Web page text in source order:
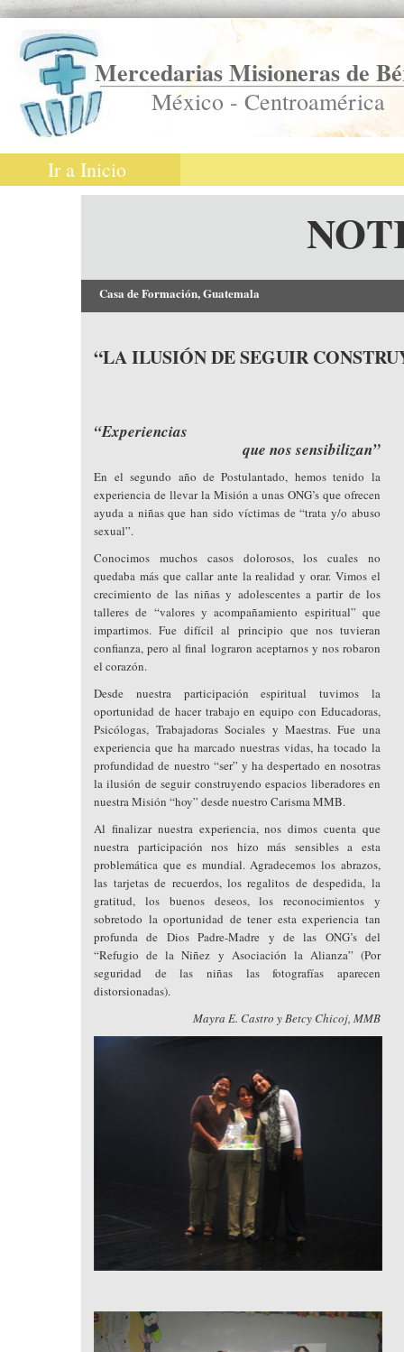
Mercedarias Misioneras de
México - Centroamérica
Ir a Inicio
Casa de Formación, Guatemala
“LA ILUSIÓN DE SEGUIR
“Experiencias
que nos sensibilizan”
En el segundo año de Postulantado, hemos tenido la
experiencia de llevar la Misión a unas ONG’s que ofrecen
ayuda a niñas que han sido víctimas de “trata y/o abuso
sexual”.
Conocimos muchos casos dolorosos, los cuales no
quedaba más que callar ante la realidad y orar. Vimos el
crecimiento de las niñas y adolescentes a partir de los
talleres de “valores y acompañamiento espiritual” que
impartimos. Fue difícil al principio que nos tuvieran
confianza, pero al final lograron aceptarnos y nos robaron
el corazón.
Desde nuestra participación espiritual tuvimos la
oportunidad de hacer trabajo en equipo con Educadoras,
Psicólogas, Trabajadoras Sociales y Maestras. Fue una
experiencia que ha marcado nuestras vidas, ha tocado la
profundidad de nuestro “ser” y ha despertado en nosotras
la ilusión de seguir construyendo espacios liberadores en
nuestra Misión “hoy” desde nuestro Carisma MMB.
Al finalizar nuestra experiencia, nos dimos cuenta que
nuestra participación nos hizo más sensibles a esta
problemática que es mundial. Agradecemos los abrazos,
las tarjetas de recuerdos, los regalitos de despedida, la
gratitud, los buenos deseos, los reconocimientos y
sobretodo la oportunidad de tener esta experiencia tan
profunda de Dios Padre-Madre y de las ONG’s del
“Refugio de la Niñez y Asociación la Alianza” (Por
seguridad de las niñas las fotografías aparecen
distorsionadas).
Mayra E. Castro y Betcy Chicoj, MMB